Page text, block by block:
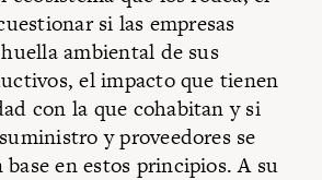
si las empresas
ambiental de sus
el impacto que tienen
con la que cohabitan y si
y proveedores se
en estos principios. A su